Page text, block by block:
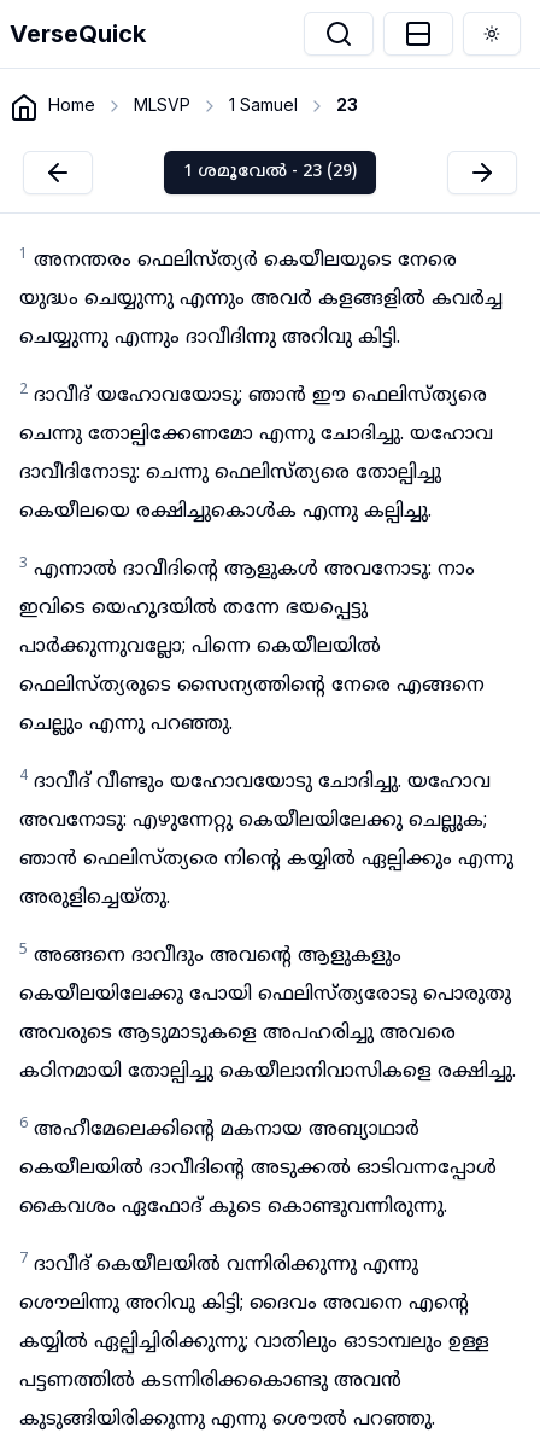
VerseQuick
Home MLSVP 1 Samuel 23
1 ശമൂവേൽ - 23 (29)
1 അനന്തരം ഫെലിസ്ത്യർ കെയീലയുടെ നേരെ
യുദ്ധം ചെയ്യുന്നു എന്നും അവർ കളങ്ങളിൽ കവർച്ച
ചെയ്യുന്നു എന്നും ദാവീദിന്നു അറിവു കിട്ടി.
2 ദാവീദ് യഹോവയോടു; ഞാൻ ഈ ഫെലിസ്ത്യരെ
ചെന്നു തോല്പിക്കേണമോ എന്നു ചോദിച്ചു. യഹോവ
ദാവീദിനോടു: ചെന്നു ഫെലിസ്ത്യരെ തോല്പിച്ചു
കെയീലയെ രക്ഷിച്ചുകൊൾക എന്നു കല്പിച്ചു.
3 എന്നാൽ ദാവീദിന്റെ ആളുകൾ അവനോടു: നാം
ഇവിടെ യെഹൂദയിൽ തന്നേ ഭയപ്പെട്ടു
പാർക്കുന്നുവല്ലോ; പിന്നെ കെയീലയിൽ
ഫെലിസ്ത്യരുടെ സൈന്യത്തിന്റെ നേരെ എങ്ങനെ
ചെല്ലും എന്നു പറഞ്ഞു.
4 ദാവീദ് വീണ്ടും യഹോവയോടു ചോദിച്ചു. യഹോവ
അവനോടു: എഴുന്നേറ്റു കെയീലയിലേക്കു ചെല്ലുക;
ഞാൻ ഫെലിസ്ത്യരെ നിന്റെ കയ്യിൽ ഏല്പിക്കും എന്നു
അരുളിച്ചെയ്തു.
5 അങ്ങനെ ദാവീദും അവന്റെ ആളുകളും
കെയീലയിലേക്കു പോയി ഫെലിസ്ത്യരോടു പൊരുതു
അവരുടെ ആടുമാടുകളെ അപഹരിച്ചു അവരെ
കഠിനമായി തോല്പിച്ചു കെയീലാനിവാസികളെ രക്ഷിച്ചു.
6 അഹീമേലെക്കിന്റെ മകനായ അബ്യാഥാർ
കെയീലയിൽ ദാവീദിന്റെ അടുക്കൽ ഓടിവന്നപ്പോൾ
കൈവശം ഏഫോദ് കൂടെ കൊണ്ടുവന്നിരുന്നു.
7 ദാവീദ് കെയീലയിൽ വന്നിരിക്കുന്നു എന്നു
ശൌലിന്നു അറിവു കിട്ടി; ദൈവം അവനെ എന്റെ
കയ്യിൽ ഏല്പിച്ചിരിക്കുന്നു; വാതിലും ഓടാമ്പലും ഉള്ള
പട്ടണത്തിൽ കടന്നിരിക്കകൊണ്ടു അവൻ
കുടുങ്ങിയിരിക്കുന്നു എന്നു ശൌൽ പറഞ്ഞു.